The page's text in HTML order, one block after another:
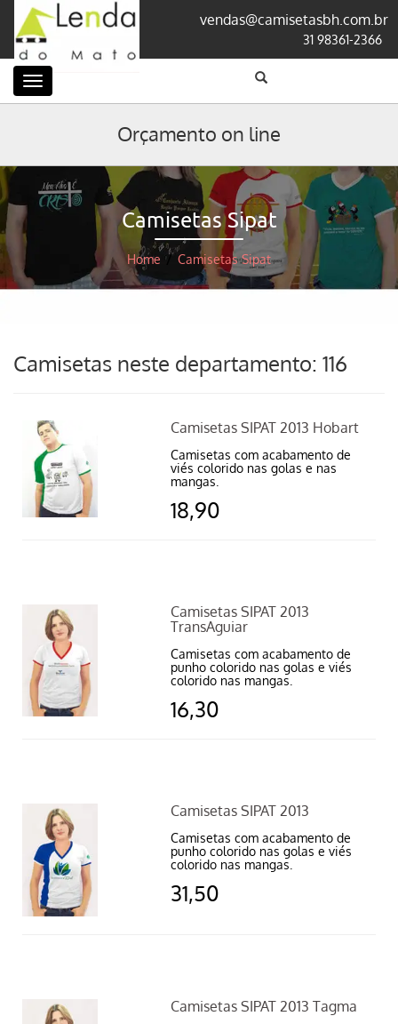
vendas@camisetasbh.com.br
31 98361-2366
Categorias
Orçamento on line
Camisetas Sipat
Home / Camisetas Sipat
Camisetas neste departamento: 116
Camisetas SIPAT 2013 Hobart
Camisetas com acabamento de
viés colorido nas golas e nas
mangas.
18,90
Camisetas SIPAT 2013
TransAguiar
Camisetas com acabamento de
punho colorido nas golas e viés
colorido nas mangas.
16,30
Camisetas SIPAT 2013
Camisetas com acabamento de
punho colorido nas golas e viés
colorido nas mangas.
31,50
Camisetas SIPAT 2013 Tagma